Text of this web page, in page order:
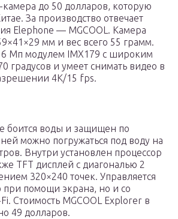
до 50 долларов, которую
За производство отвечает
Elephone — MGCOOL. Камера
мм и вес всего 55 грамм.
Мп модулем IMX179 с широким
градусов и умеет снимать видео в
4K/15 fps.
боится воды и защищен по
можно погружаться под воду на
Внутри установлен процессор
TFT дисплей с диагональю 2
320×240 точек. Управляется
при помощи экрана, но и со
Стоимость MGCOOL Explorer в
49 долларов.